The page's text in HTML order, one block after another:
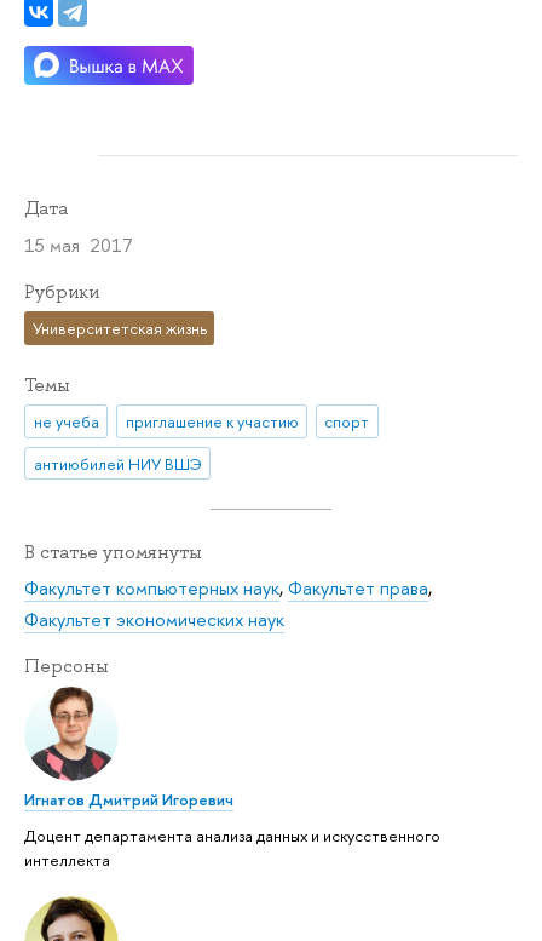
Дата
15 мая 2017
Рубрики
Университетская жизнь
Темы
не учеба приглашение к участию
спорт
антиюбилей НИУ ВШЭ
В статье упомянуты
Факультет компьютерных наук,Факультет права,
Факультет экономических наук
Персоны
Игнатов Дмитрий Игоревич
Доцент департамента анализа данных и искусственного
интеллекта